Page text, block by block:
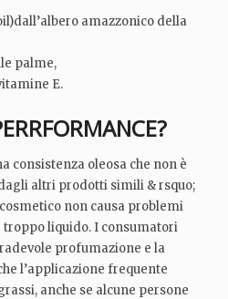
amazzonico della
palme,
E.
consistenza oleosa che non è
altri prodotti simili & rsquo;
non causa problemi
troppo liquido. I consumatori
profumazione e la
l’applicazione frequente
anche se alcune persone